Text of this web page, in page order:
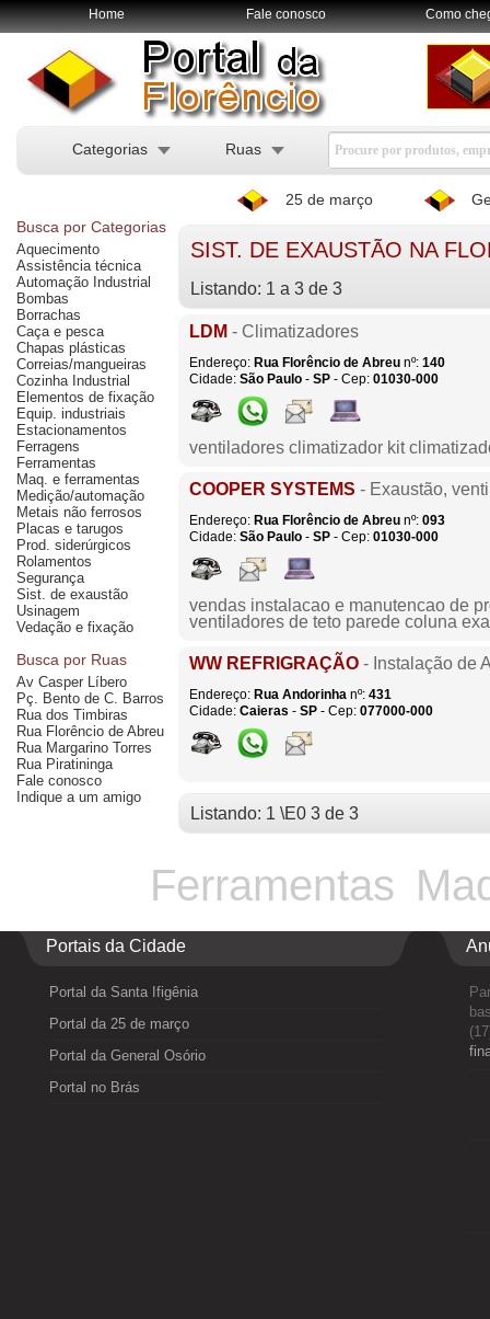
Home Fale conosco Como
Categorias Ruas
25 de março
Busca por Categorias
Aquecimento
Assistência técnica
Automação Industrial
Bombas
Borrachas
Caça e pesca
Chapas plásticas
Correias/mangueiras
Cozinha Industrial
Elementos de fixação
Equip. industriais
Estacionamentos
Ferragens
Ferramentas
Maq. e ferramentas
Medição/automação
Metais não ferrosos
Placas e tarugos
Prod. siderúrgicos
Rolamentos
Segurança
Sist. de exaustão
Usinagem
Vedação e fixação
Busca por Ruas
Av Casper Líbero
Pç. Bento de C. Barros
Rua dos Timbiras
Rua Florêncio de Abreu
Rua Margarino Torres
Rua Piratininga
Fale conosco
Indique a um amigo
SIST. DE EXAUSTÃO NA
Listando: 1 a 3 de 3
LDM - Climatizadores
Endereço: Rua Florêncio de Abreu nº: 140
Cidade: São Paulo - SP - Cep: 01030-000
ventiladores climatizador kit
COOPER SYSTEMS - Exaustão,
Endereço: Rua Florêncio de Abreu nº: 093
Cidade: São Paulo - SP - Cep: 01030-000
vendas instalacao e manutencao de
ventiladores de teto parede coluna
WW REFRIGRAÇÃO - Instalação de
Endereço: Rua Andorinha nº: 431
Cidade: Caieras - SP - Cep: 077000-000
Listando: 1 \E0 3 de 3
Ferramentas
Portais da Cidade
Portal da Santa Ifigênia
Portal da 25 de março
Portal da General Osório
Portal no Brás